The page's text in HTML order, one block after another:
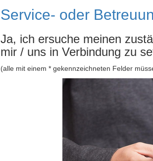
Service- oder
Ja, ich ersuche meinen
mir / uns in Verbindung zu
(alle mit einem * gekennzeichneten Felder